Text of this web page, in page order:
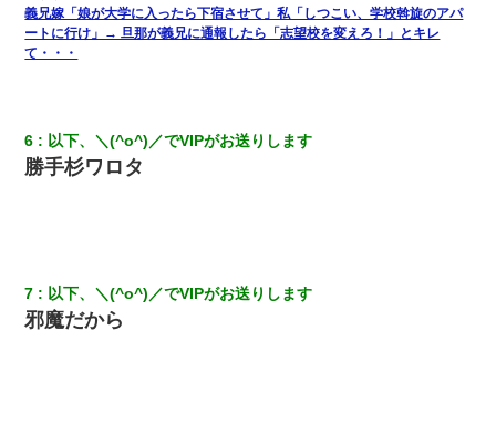
医者「糖尿病で余命1年です」 ワイ「知らんわｗどうせ死ぬなら
食べる量増やすわｗ」→結果ｗｗｗｗｗ
んできて・・・
義兄嫁「娘が大学に入ったら下宿させて」私「しつこい、学校斡旋のアパ
ートに行け」→ 旦那が義兄に通報したら「志望校を変えろ！」とキレ
て・・・
6 以下、＼(^o^)／でVIPがお送りします
勝手杉ワロタ
7 以下、＼(^o^)／でVIPがお送りします
邪魔だから